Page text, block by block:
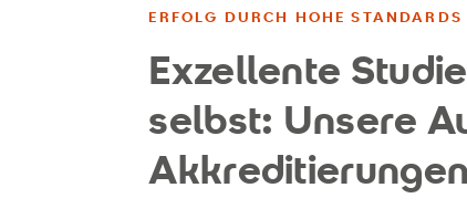
ERFOLG DURCH HOHE STANDARDS
Exzellente
selbst: Unsere